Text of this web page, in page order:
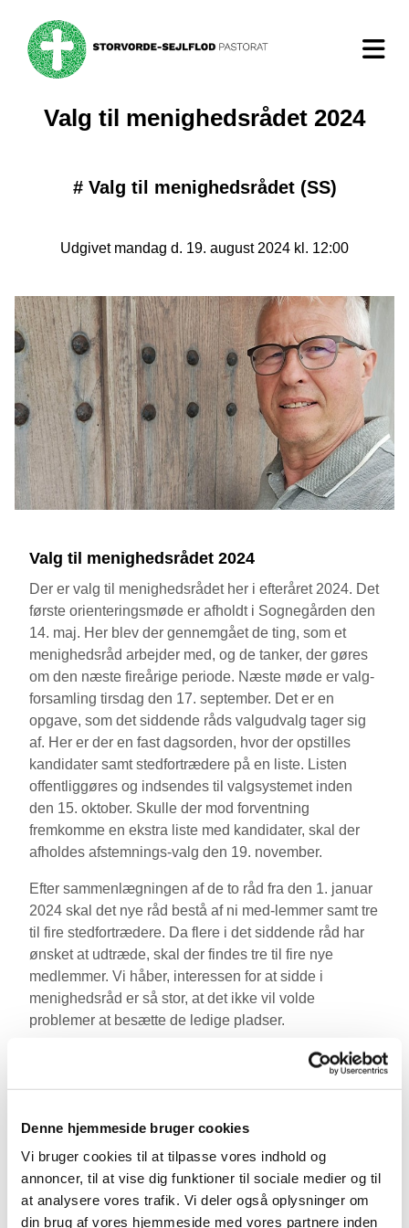
Denne hjemmeside bruger cookies
Vi bruger cookies til at tilpasse vores indhold og
annoncer, til at vise dig funktioner til sociale medier og til
at analysere vores trafik. Vi deler også oplysninger om
din brug af vores hjemmeside med vores partnere inden
Valg til menighedsrådet 2024
# Valg til menighedsrådet (SS)
Udgivet mandag d. 19. august 2024 kl. 12:00
Valg til menighedsrådet 2024
Der er valg til menighedsrådet her i efteråret 2024. Det
første orienteringsmøde er afholdt i Sognegården den
14. maj. Her blev der gennemgået de ting, som et
menighedsråd arbejder med, og de tanker, der gøres
om den næste fireårige periode. Næste møde er valg-
forsamling tirsdag den 17. september. Det er en
opgave, som det siddende råds valgudvalg tager sig
af. Her er der en fast dagsorden, hvor der opstilles
kandidater samt stedfortrædere på en liste. Listen
offentliggøres og indsendes til valgsystemet inden
den 15. oktober. Skulle der mod forventning
fremkomme en ekstra liste med kandidater, skal der
afholdes afstemnings-valg den 19. november.
Efter sammenlægningen af de to råd fra den 1. januar
2024 skal det nye råd bestå af ni med-lemmer samt tre
til fire stedfortrædere. Da flere i det siddende råd har
ønsket at udtræde, skal der findes tre til fire nye
medlemmer. Vi håber, interessen for at sidde i
menighedsråd er så stor, at det ikke vil volde
problemer at besætte de ledige pladser.
Det nye menighedsråd konstituerer sig med en
formand, en næstformand, en kontaktperson, to
Den første søndag i advent, som i år også er den 1.
december 2024, træder det nye menighedsråd til.
Der venter det nye råd mange spændende opgaver. Vi
udbygger stadig samarbejdet med Gudumholm,